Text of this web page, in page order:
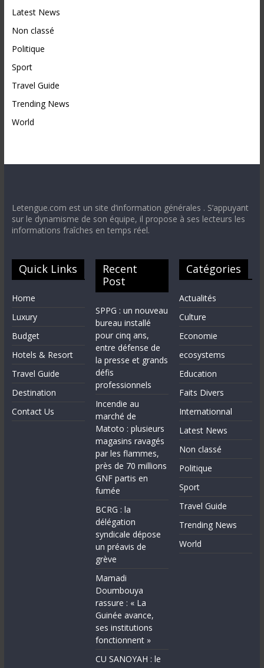
Latest News
Non classé
Politique
Sport
Travel Guide
Trending News
World
Letengue.com est un site d’information générales . S’appuyant
sur le dynamisme de son équipe, il propose à ses lecteurs les
informations fraîches en temps réel.
Quick Links
Home
Luxury
Budget
Hotels & Resort
Travel Guide
Destination
Contact Us
Recent
Post
SPPG : un nouveau
bureau installé
pour cinq ans,
entre défense de
la presse et grands
défis
professionnels
Incendie au
marché de
Matoto : plusieurs
magasins ravagés
par les flammes,
près de 70 millions
GNF partis en
fumée
BCRG : la
délégation
syndicale dépose
un préavis de
grève
Mamadi
Doumbouya
rassure : « La
Guinée avance,
ses institutions
fonctionnent »
CU SANOYAH : le
Catégories
Actualités
Culture
Economie
ecosystems
Education
Faits Divers
Internationnal
Latest News
Non classé
Politique
Sport
Travel Guide
Trending News
World